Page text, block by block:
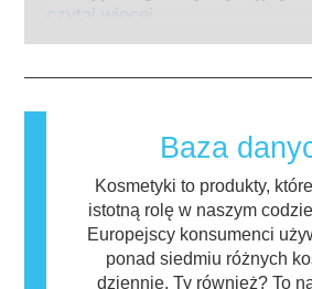
produktów przeprowadzane
funkcjonowania układu
układ odpornościowy danej
mogą zawierać składniki, które
osób mogą okazać się
oznacza to jednak, że produkt
bezpieczny dla innych.
czytaj więcej
Baza
Kosmetyki to produkty,
istotną rolę w naszym
Europejscy konsumenci
ponad siedmiu różnych
dziennie. Ty również? To